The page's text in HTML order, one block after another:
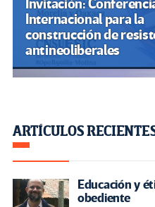
Invitación:
Internacional para la
construcción de
antineoliberales
ARTÍCULOS
Educación y
obediente